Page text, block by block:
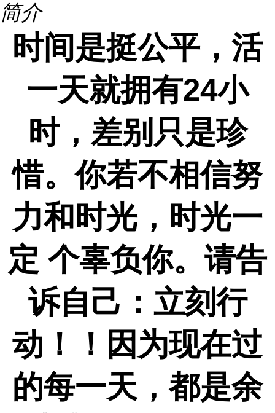
简介
时间是挺公平，活
一天就拥有24小
时，差别只是珍
惜。你若不相信努
力和时光，时光一
定 个辜负你。请告
诉自己：立刻行
动！！因为现在过
的每一天，都是余